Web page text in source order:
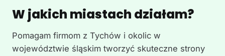
W jakich miastach działam?
Pomagam firmom z Tychów i okolic w
województwie śląskim tworzyć skuteczne strony